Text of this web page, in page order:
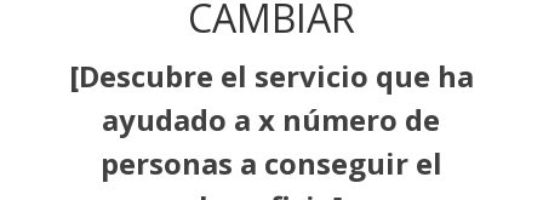
CAMBIAR
[Descubre el servicio que ha
ayudado a x número de
personas a conseguir el